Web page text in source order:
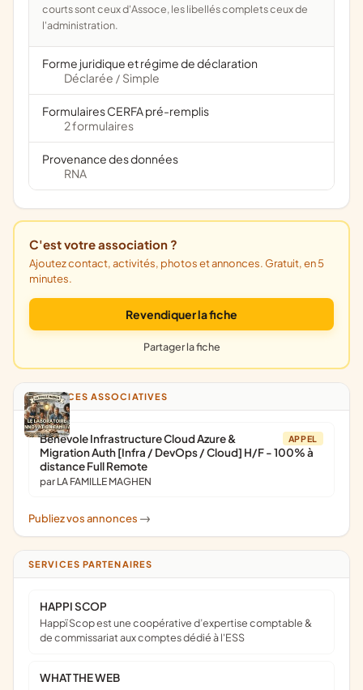
courts sont ceux d'Assoce, les libellés complets ceux de
l'administration.
Forme juridique et régime de déclaration
Déclarée / Simple
Formulaires CERFA pré-remplis
2 formulaires
Provenance des données
RNA
C'est votre association ?
Ajoutez contact, activités, photos et annonces. Gratuit, en 5
minutes.
Revendiquer la fiche
Partager la fiche
ANNONCES ASSOCIATIVES
APPEL
Bénévole Infrastructure Cloud Azure &
Migration Auth [Infra / DevOps / Cloud] H/F - 100% à
distance Full Remote
par LA FAMILLE MAGHEN
Publiez vos annonces ->
SERVICES PARTENAIRES
HAPPI SCOP
Happï Scop est une coopérative d’expertise comptable &
de commissariat aux comptes dédié à l'ESS
WHAT THE WEB